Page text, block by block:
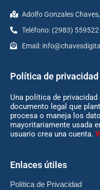
Adolfo Gonzales
Teléfono: (2983)
Email:
Política de privacidad
Una política de
documento legal que
procesa o maneja los
mayoritariamente usada
usuario crea una cuenta.
Enlaces útiles
Política de Privacidad